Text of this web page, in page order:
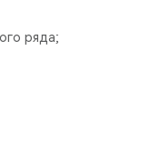
ряда;